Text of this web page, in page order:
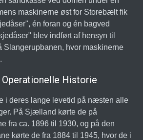
maskinerne øst for Storebælt fik
én foran og én bagved
blev indført af hensyn til
hvor maskinerne
Operationelle Historie
i deres lange levetid på næsten alle
På Sjælland kørte de på
fra ca. 1896 til 1930, og på den
kørte de fra 1884 til 1945, hvor de i